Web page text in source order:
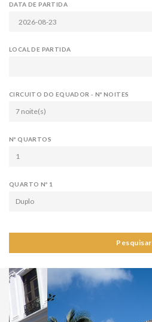
DATA DE PARTIDA
LOCAL DE PARTIDA
CIRCUITO DO EQUADOR - Nº NOITES
7 noite(s)
Nº QUARTOS
1
QUARTO Nº 1
Duplo
Pesquisar